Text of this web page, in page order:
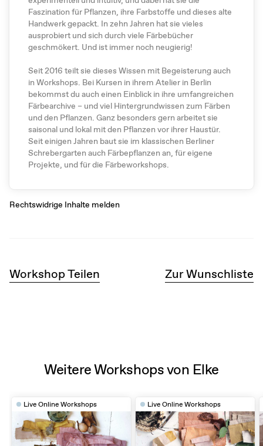
Faszination für Pflanzen, ihre Farbstoffe und dieses alte
Handwerk gepackt. In zehn Jahren hat sie vieles
ausprobiert und sich durch viele Färbebücher
geschmökert. Und ist immer noch neugierig!
Seit 2016 teilt sie dieses Wissen mit Begeisterung auch
in Workshops. Bei Kursen in ihrem Atelier in Berlin
bekommst du auch einen Einblick in ihre umfangreichen
Färbearchive – und viel Hintergrundwissen zum Färben
und den Pflanzen. Ganz besonders gern arbeitet sie
saisonal und lokal mit den Pflanzen vor ihrer Haustür.
Seit einigen Jahren baut sie im klassischen Berliner
Schrebergarten auch Färbepflanzen an, für eigene
Projekte, und für die Färbeworkshops.
Rechtswidrige Inhalte melden
Workshop Teilen Zur Wunschliste
Weitere Workshops von Elke
Live Online Workshops Live Online Workshops